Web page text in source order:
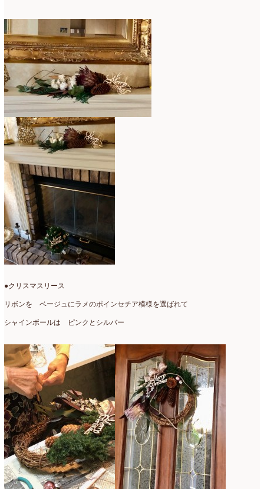
●クリスマスリース
リボンを ベージュにラメのポインセチア模様を選ばれて
シャインボールは ピンクとシルバー